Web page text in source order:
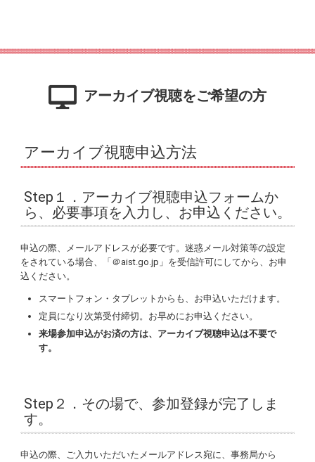
アーカイブ視聴をご希望の方
アーカイブ視聴申込方法
Step１．アーカイブ視聴申込フォームか
ら、必要事項を入力し、お申込ください。
申込の際、メールアドレスが必要です。迷惑メール対策等の設定
をされている場合、「＠aist.go.jp」を受信許可にしてから、お申
込ください。
スマートフォン・タブレットからも、お申込いただけます。
定員になり次第受付締切。お早めにお申込ください。
来場参加申込がお済の方は、アーカイブ視聴申込は不要で
す。
Step２．その場で、参加登録が完了しま
す。
申込の際、ご入力いただいたメールアドレス宛に、事務局から